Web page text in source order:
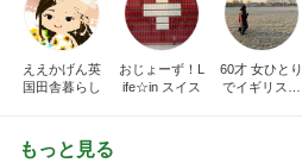
ええかげん英
国田舎暮らし
おじょーず！L
ife☆in スイス
60才 女ひとり
でイギリスに
もっと見る